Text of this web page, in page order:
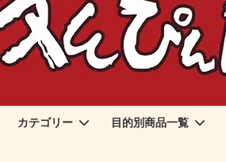
カテゴリー 目的別商品一覧